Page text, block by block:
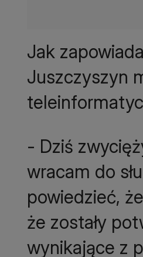
Jak
Juszczyszyn
- Dziś
wracam do
powiedzieć,
że zostały
wynikające z